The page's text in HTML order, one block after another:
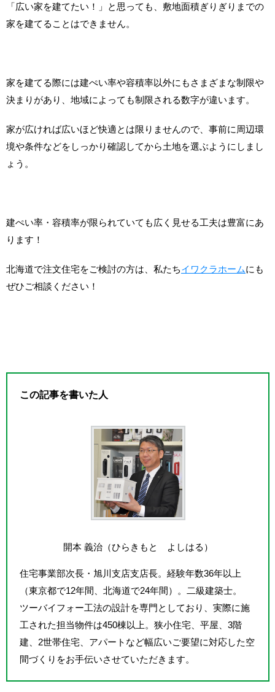
「広い家を建てたい！」と思っても、敷地面積ぎりぎりまでの
家を建てることはできません。
家を建てる際には建ぺい率や容積率以外にもさまざまな制限や
決まりがあり、地域によっても制限される数字が違います。
家が広ければ広いほど快適とは限りませんので、事前に周辺環
境や条件などをしっかり確認してから土地を選ぶようにしまし
ょう。
建ぺい率・容積率が限られていても広く見せる工夫は豊富にあ
ります！
北海道で注文住宅をご検討の方は、私たちイワクラホームにも
ぜひご相談ください！
この記事を書いた人
開本 義治（ひらきもと よしはる）
住宅事業部次長・旭川支店支店長。経験年数36年以上
（東京都で12年間、北海道で24年間）。二級建築士。
ツーバイフォー工法の設計を専門としており、実際に施
工された担当物件は450棟以上。狭小住宅、平屋、3階
建、2世帯住宅、アパートなど幅広いご要望に対応した空
間づくりをお手伝いさせていただきます。